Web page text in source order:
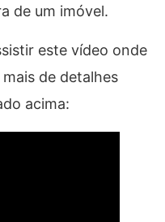
de um imóvel.
este vídeo onde
de detalhes
acima: